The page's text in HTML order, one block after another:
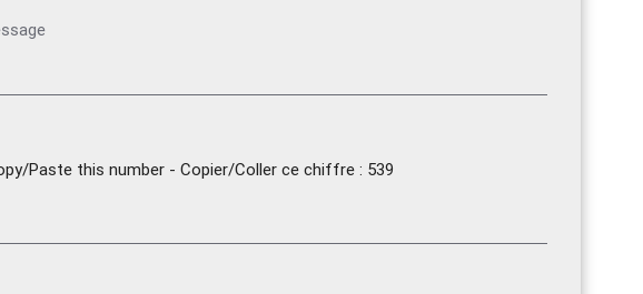
Paste this number - Copier/Coller ce chiffre : 539